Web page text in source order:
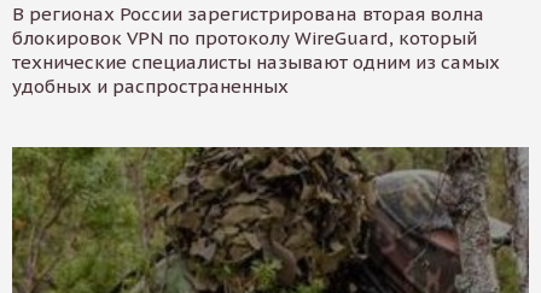
В регионах России зарегистрирована вторая волна
блокировок VPN по протоколу WireGuard, который
технические специалисты называют одним из самых
удобных и распространенных